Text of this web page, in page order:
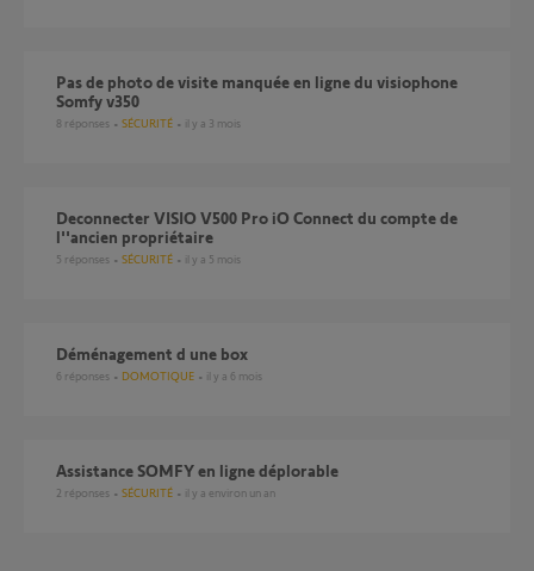
Pas de photo de visite manquée en ligne du visiophone
Somfy v350
8 réponses SÉCURITÉ il y a 3 mois
Deconnecter VISIO V500 Pro iO Connect du compte de
l''ancien propriétaire
5 réponses SÉCURITÉ il y a 5 mois
Déménagement d une box
6 réponses DOMOTIQUE il y a 6 mois
Assistance SOMFY en ligne déplorable
2 réponses SÉCURITÉ il y a environ un an